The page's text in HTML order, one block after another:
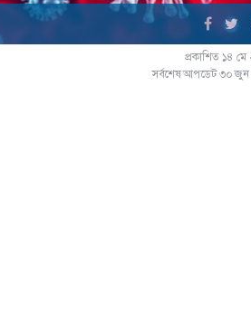
প্রকাশিত ১৪
সর্বশেষ আপডেট ৩০